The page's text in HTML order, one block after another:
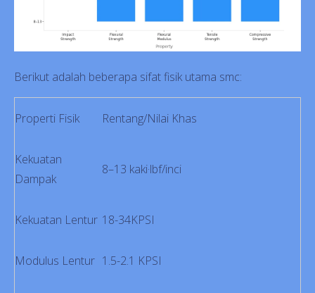
Berikut adalah beberapa sifat fisik utama smc:
Properti Fisik Rentang/Nilai Khas
Kekuatan
Dampak
8–13 kaki·lbf/inci
Kekuatan Lentur 18-34KPSI
Modulus Lentur 1.5-2.1 KPSI